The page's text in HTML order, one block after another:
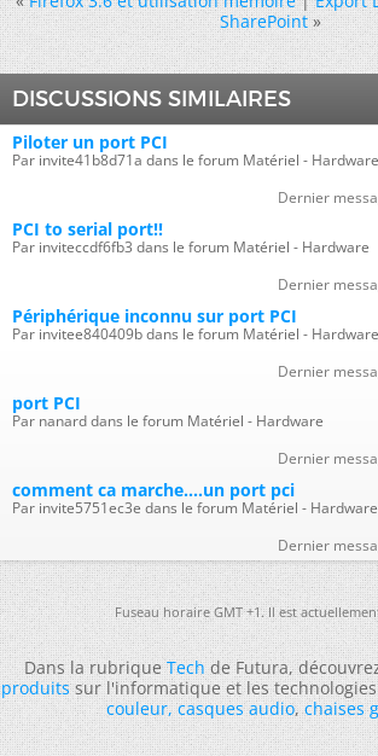
SharePoint »
DISCUSSIONS SIMILAIRES
Piloter un port PCI
Par invite41b8d71a dans le forum Matériel - Hardware
Dernier
PCI to serial port!!
Par inviteccdf6fb3 dans le forum Matériel - Hardware
Dernier
Périphérique inconnu sur port PCI
Par invitee840409b dans le forum Matériel - Hardware
Dernier
port PCI
Par nanard dans le forum Matériel - Hardware
Dernier
comment ca marche....un port pci
Par invite5751ec3e dans le forum Matériel - Hardware
Dernier
Fuseau horaire GMT +1. Il est
Dans la rubriqueTechde Futura,
produitssur l'informatique et les
couleur,casques audio,chaises